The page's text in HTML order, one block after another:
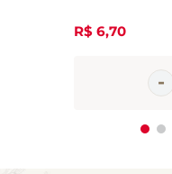
R$ 6,70